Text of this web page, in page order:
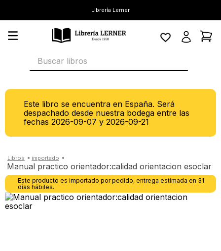
Librería Lerner
Buscar libros
Este libro se encuentra en España. Será
despachado desde nuestra bodega entre las
fechas2026-09-07 y2026-09-21
manual practico orientador:calidad orientacion esoclar
Este producto es importado por pedido, entrega estimada en 31
días hábiles.